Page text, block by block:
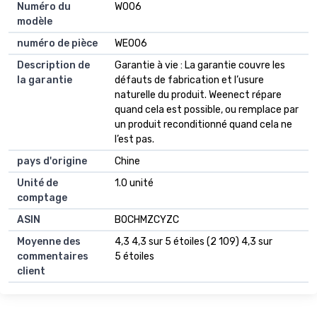
Numéro du
modèle
W006
numéro de pièce
WE006
Description de
la garantie
Garantie à vie : La garantie couvre les
défauts de fabrication et l’usure
naturelle du produit. Weenect répare
quand cela est possible, ou remplace par
un produit reconditionné quand cela ne
l’est pas.
pays d'origine
Chine
Unité de
comptage
1.0 unité
ASIN
B0CHMZCYZC
Moyenne des
commentaires
client
4,3 4,3 sur 5 étoiles (2 109) 4,3 sur
5 étoiles